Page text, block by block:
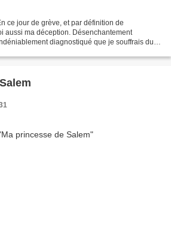
ce jour de grève, et par définition de
aussi ma déception. Désenchantement
diagnostiqué que je souffrais du